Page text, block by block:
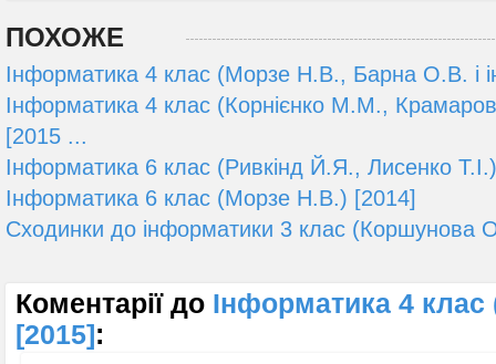
ПОХОЖЕ
Інформатика 4 клас (Морзе Н.В., Барна О.В. і
Інформатика 4 клас (Корнієнко М.М.,
[2015 ...
Інформатика 6 клас (Ривкінд Й.Я., Лисенко
Інформатика 6 клас (Морзе Н.В.) [2014]
Сходинки до інформатики 3 клас (Коршунова
Коментарії до Інформатика 4
[2015] :